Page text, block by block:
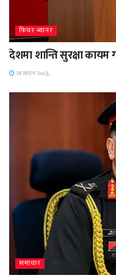
फिचर-ब्यानर
देशमा शान्ति सुरक्षा कायम
२१ साउन २०८३,
समाचार